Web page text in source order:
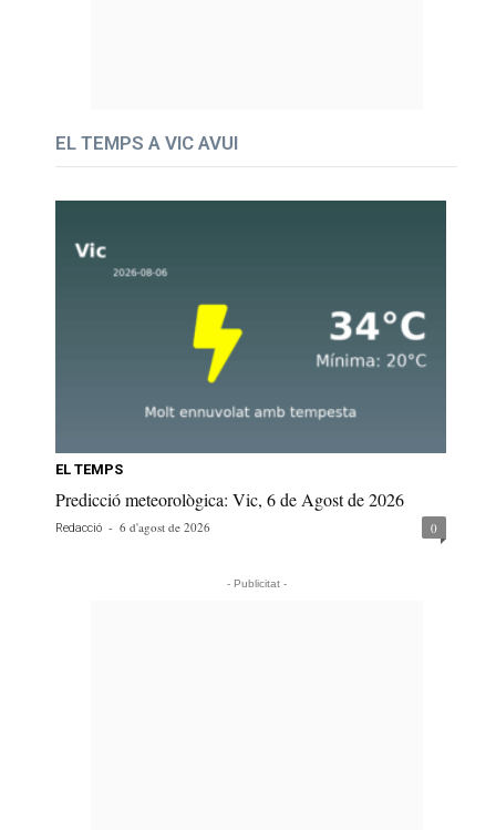
EL TEMPS A VIC AVUI
EL TEMPS
Predicció meteorològica: Vic, 6 de Agost de 2026
Redacció - 6 d'agost de 2026 0
- Publicitat -